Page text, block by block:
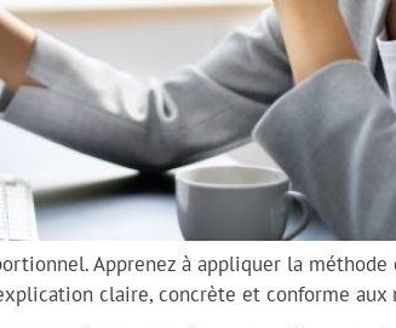
Apprenez à appliquer la
claire, concrète et conforme aux